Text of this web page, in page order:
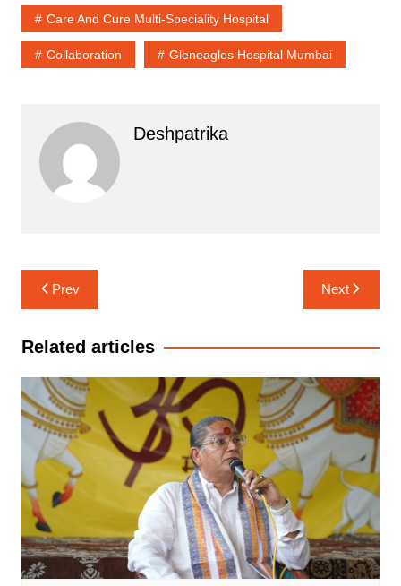
Care And Cure Multi-Speciality Hospital
Collaboration Gleneagles Hospital Mumbai
Deshpatrika
Post
navigation
Prev Next
Related articles